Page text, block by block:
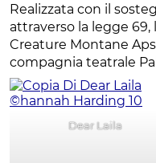
Realizzata con il
attraverso la legge 69,
Creature Montane
compagnia teatrale
Dear Laila